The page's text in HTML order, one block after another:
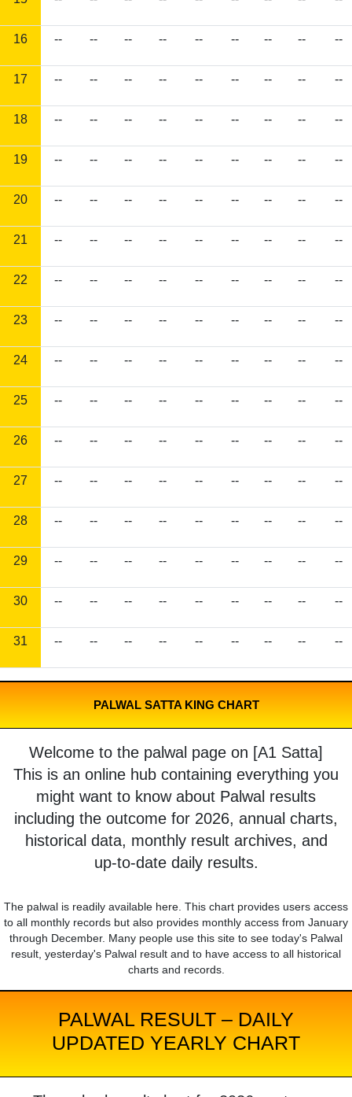
16 -- -- -- -- -- -- -- -- --
17 -- -- -- -- -- -- -- -- --
18 -- -- -- -- -- -- -- -- --
19 -- -- -- -- -- -- -- -- --
20 -- -- -- -- -- -- -- -- --
21 -- -- -- -- -- -- -- -- --
22 -- -- -- -- -- -- -- -- --
23 -- -- -- -- -- -- -- -- --
24 -- -- -- -- -- -- -- -- --
25 -- -- -- -- -- -- -- -- --
26 -- -- -- -- -- -- -- -- --
27 -- -- -- -- -- -- -- -- --
28 -- -- -- -- -- -- -- -- --
29 -- -- -- -- -- -- -- -- --
30 -- -- -- -- -- -- -- -- --
31 -- -- -- -- -- -- -- -- --
PALWAL SATTA KING CHART
Welcome to the palwal page on [A1 Satta]
This is an online hub containing everything you
might want to know about Palwal results
including the outcome for 2026, annual charts,
historical data, monthly result archives, and
up-to-date daily results.
The palwal is readily available here. This chart provides users access
to all monthly records but also provides monthly access from January
through December. Many people use this site to see today's Palwal
result, yesterday's Palwal result and to have access to all historical
charts and records.
PALWAL RESULT – DAILY
UPDATED YEARLY CHART